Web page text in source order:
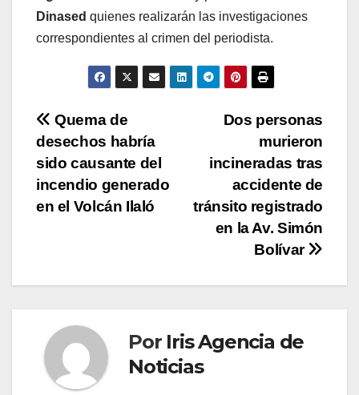
Dinased quienes realizarán las investigaciones
correspondientes al crimen del periodista.
Navegación
de
entradas
Dos personas
murieron
incineradas tras
accidente de
tránsito registrado
en la Av. Simón
Bolívar
Quema de
desechos habría
sido causante del
incendio generado
en el Volcán Ilaló
Por Iris Agencia de
Noticias